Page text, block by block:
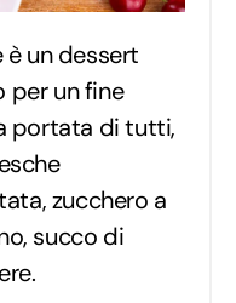
è un dessert
per un fine
portata di tutti,
zucchero a
succo di